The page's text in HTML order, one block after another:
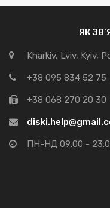
ЯК
Kharkiv, Lviv, Kyiv,
+38 095 834 52 75
+38 068 270 20 30
ПН-НД 09:00 -